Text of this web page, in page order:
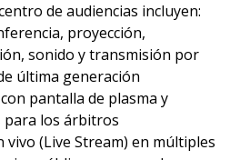
de audiencias incluyen:
proyección,
sonido y transmisión por
última generación
pantalla de plasma y
para los árbitros
(Live Stream) en múltiples